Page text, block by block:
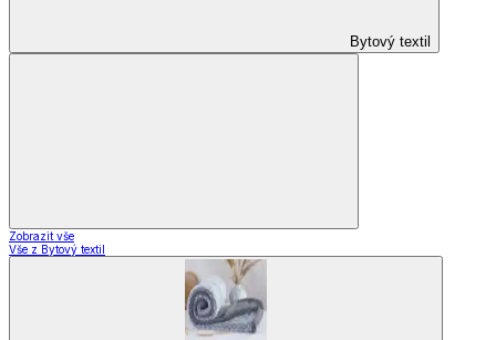
Bytový textil
Zobrazit vše
Vše z Bytový textil